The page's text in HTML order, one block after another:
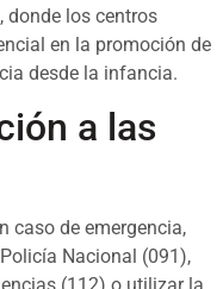
donde los centros
en la promoción de
desde la infancia.
a las
caso de emergencia,
Nacional (091),